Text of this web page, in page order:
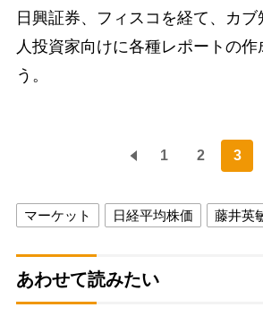
日興証券、フィスコを経て、カブ
人投資家向けに各種レポートの
う。
1 2 3
マーケット 日経平均株価 藤井英
あわせて読みたい